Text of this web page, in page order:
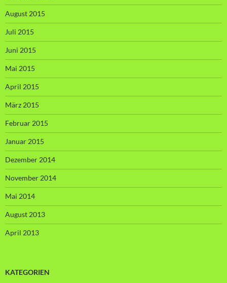
August 2015
Juli 2015
Juni 2015
Mai 2015
April 2015
März 2015
Februar 2015
Januar 2015
Dezember 2014
November 2014
Mai 2014
August 2013
April 2013
KATEGORIEN